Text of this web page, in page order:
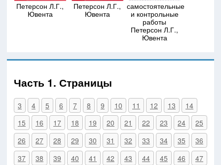
Петерсон Л.Г.,
Ювента
Петерсон Л.Г.,
Ювента
самостоятельные
и контрольные
работы
Петерсон Л.Г.,
Ювента
Часть 1. Страницы
3 4 5 6 7 8 9 10 11 12 13
14
15
16 17 18 19 20 21 22 23 24
25
26
27 28 29 30 31 32 33 34 35
36
37
38 39 40 41 42 43 44 45 46
47